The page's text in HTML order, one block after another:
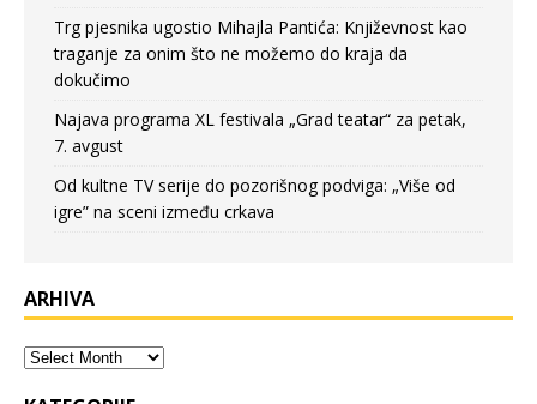
Trg pjesnika ugostio Mihajla Pantića: Književnost kao
traganje za onim što ne možemo do kraja da
dokučimo
Najava programa XL festivala „Grad teatar“ za petak,
7. avgust
Od kultne TV serije do pozorišnog podviga: „Više od
igre” na sceni između crkava
ARHIVA